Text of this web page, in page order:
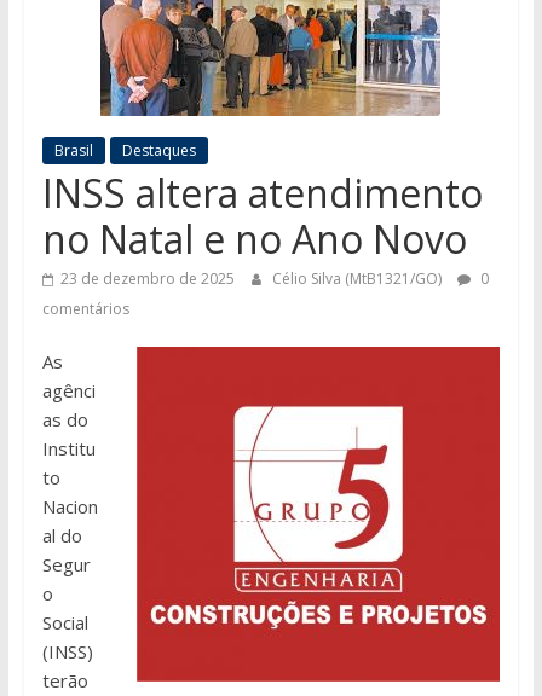
Brasil Destaques
INSS altera atendimento
no Natal e no Ano Novo
23 de dezembro de 2025 Célio Silva (MtB1321/GO)
0
comentários
As
agênci
as do
Institu
to
Nacion
al do
Segur
o
Social
(INSS)
terão